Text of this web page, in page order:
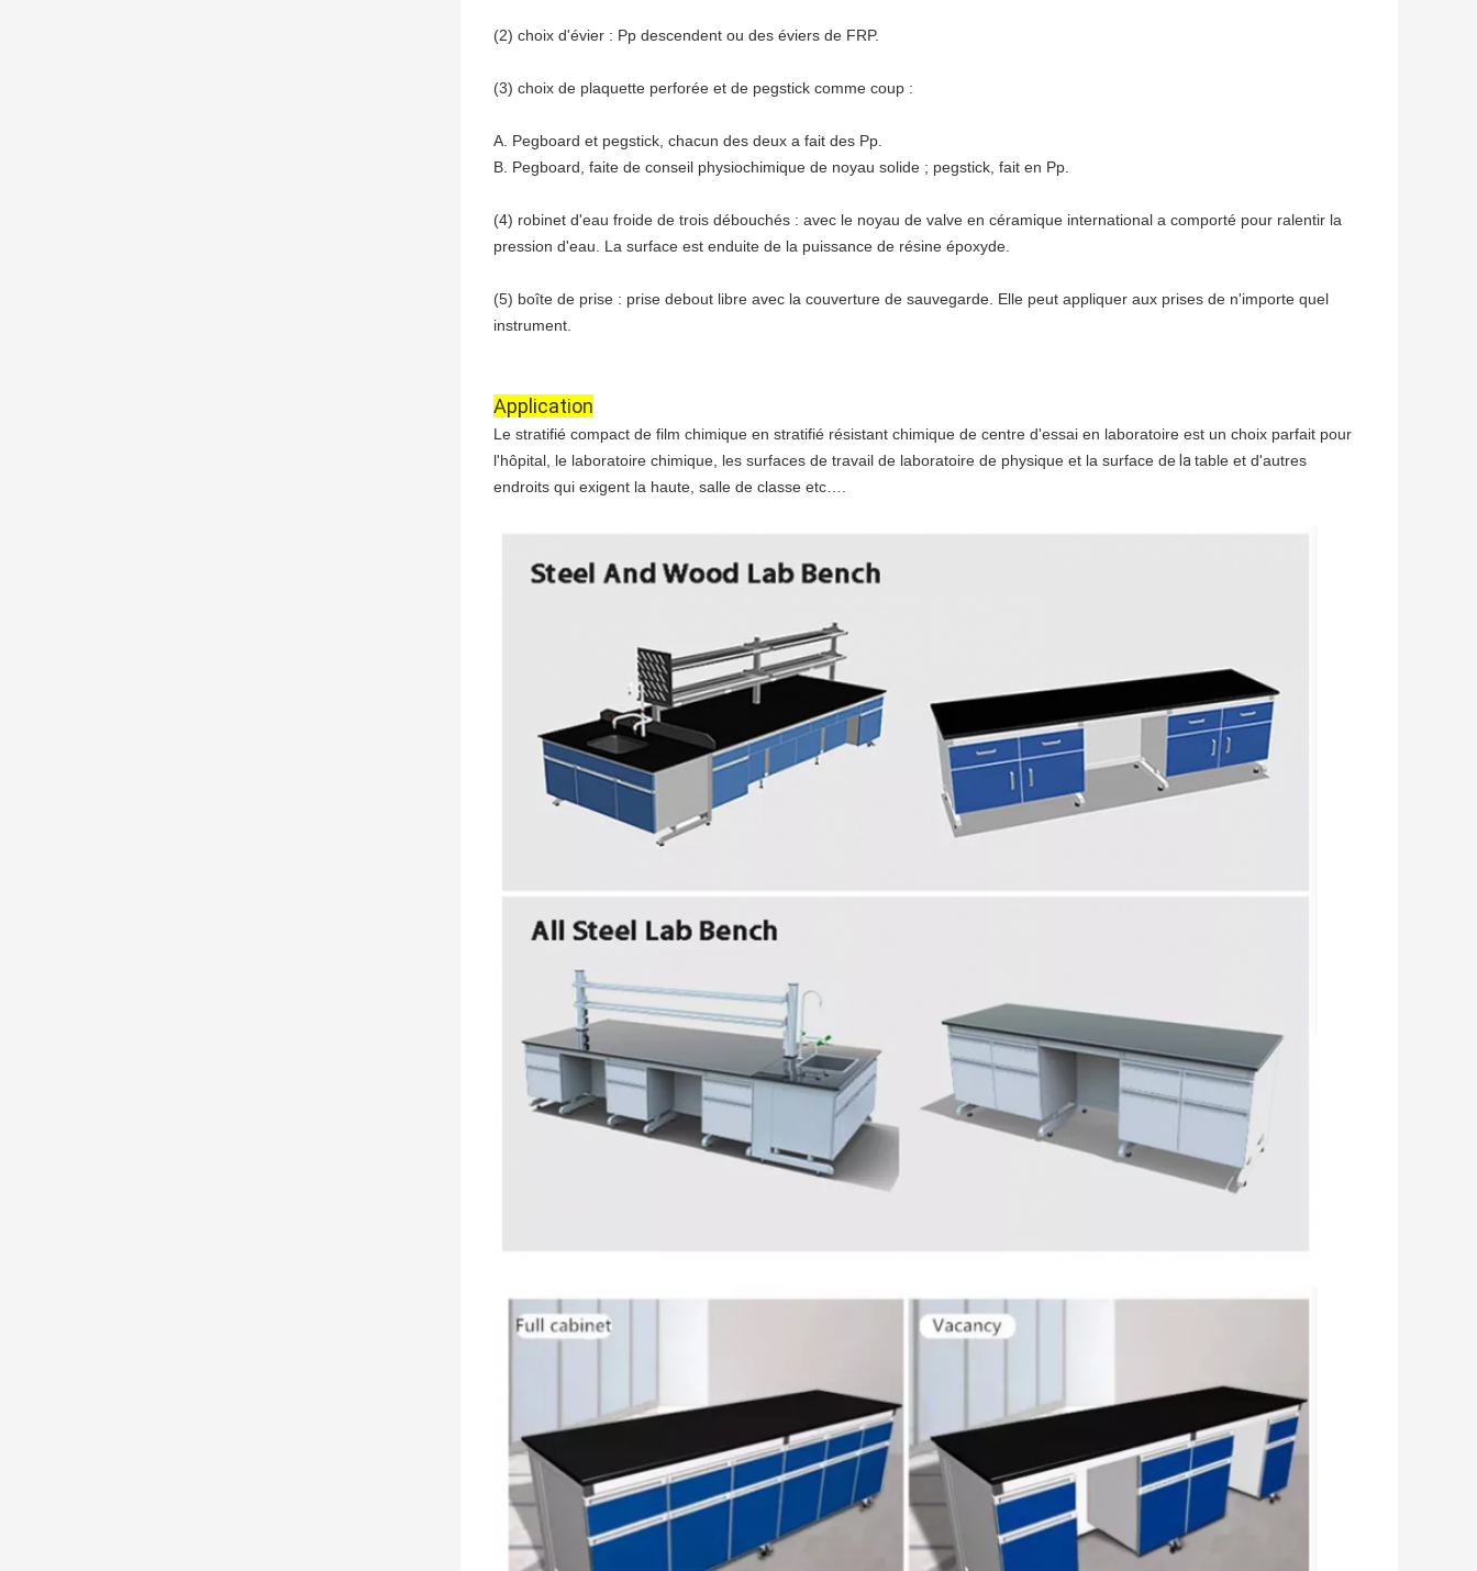
(2) choix d'évier : Pp descendent ou des éviers de FRP.
(3) choix de plaquette perforée et de pegstick comme coup :
A. Pegboard et pegstick, chacun des deux a fait des Pp.
B. Pegboard, faite de conseil physiochimique de noyau solide ; pegstick, fait en Pp.
(4) robinet d'eau froide de trois débouchés : avec le noyau de valve en céramique international a comporté pour ralentir la
pression d'eau. La surface est enduite de la puissance de résine époxyde.
(5) boîte de prise : prise debout libre avec la couverture de sauvegarde. Elle peut appliquer aux prises de n'importe quel
instrument.
Application
Le stratifié compact de film chimique en stratifié résistant chimique de centre d'essai en laboratoire est un choix parfait pour
l'hôpital, le laboratoire chimique, les surfaces de travail de laboratoire de physique et la surface de latable et d'autres
endroits qui exigent la haute, salle de classe etc….